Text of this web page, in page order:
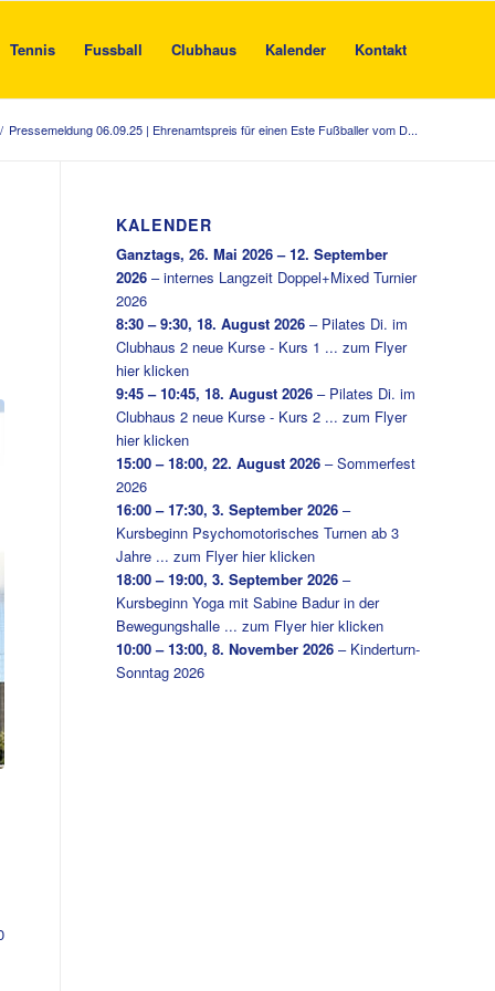
Tennis Fussball Clubhaus Kalender Kontakt
/ Pressemeldung 06.09.25 | Ehrenamtspreis für einen Este Fußballer vom D...
KALENDER
Ganztags,26. Mai 2026 – 12. September
2026 –internes Langzeit Doppel+Mixed Turnier
2026
8:30 – 9:30,18. August 2026 – Pilates Di. im
Clubhaus 2 neue Kurse - Kurs 1 ... zum Flyer
hier klicken
9:45 – 10:45,18. August 2026 – Pilates Di. im
Clubhaus 2 neue Kurse - Kurs 2 ... zum Flyer
hier klicken
15:00 – 18:00,22. August 2026 –Sommerfest
2026
16:00 – 17:30,3. September 2026 –
Kursbeginn Psychomotorisches Turnen ab 3
Jahre ... zum Flyer hier klicken
18:00 – 19:00,3. September 2026 –
Kursbeginn Yoga mit Sabine Badur in der
Bewegungshalle ... zum Flyer hier klicken
10:00 – 13:00,8. November 2026 – Kinderturn-
Sonntag 2026